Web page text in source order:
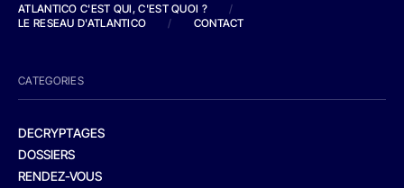
ATLANTICO C'EST QUI, C'EST QUOI ?
/
LE RESEAU D'ATLANTICO
/ CONTACT
CATEGORIES
DECRYPTAGES
DOSSIERS
RENDEZ-VOUS